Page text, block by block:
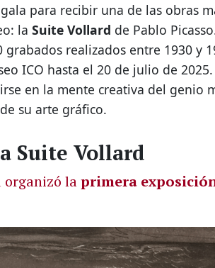
para recibir una de las obras
la Suite Vollard de Pablo
grabados realizados entre 1930 y
ICO hasta el 20 de julio de
en la mente creativa del genio
su arte gráfico.
Suite Vollard
organizó laprimera